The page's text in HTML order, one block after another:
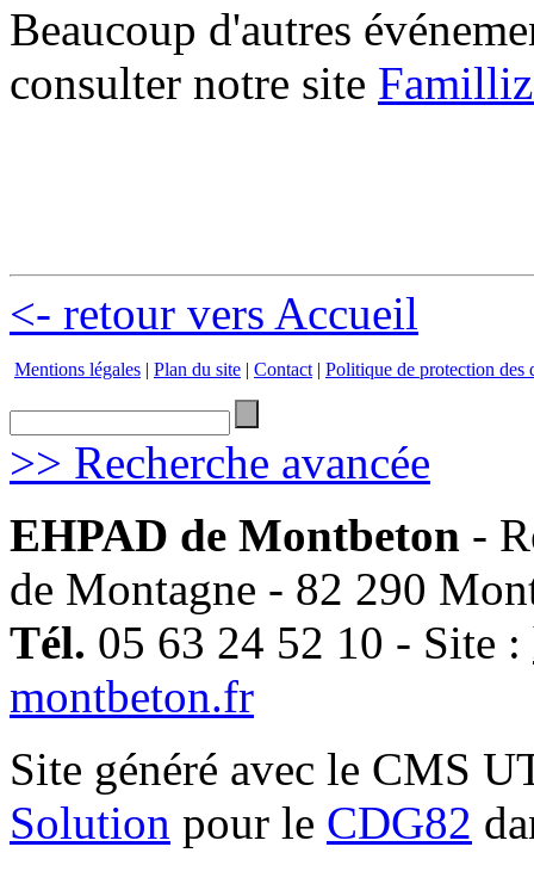
Beaucoup d'autres
consulter notre site
<- retour vers Accueil
Mentions légales | Plan du site | Contact | Politique de protection des
>> Recherche avancée
EHPAD de Montbeton -
de Montagne - 82 290
Tél. 05 63 24 52 10 - Site :
montbeton.fr
Site généré avec le CMS
Solution pour le CDG82